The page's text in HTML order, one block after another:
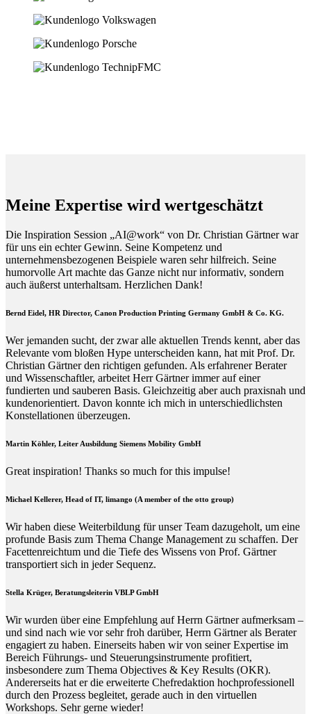
Meine Expertise wird wertgeschätzt
Die Inspiration Session „AI@work“ von Dr. Christian Gärtner war
für uns ein echter Gewinn. Seine Kompetenz und
unternehmensbezogenen Beispiele waren sehr hilfreich. Seine
humorvolle Art machte das Ganze nicht nur informativ, sondern
auch äußerst unterhaltsam. Herzlichen Dank!
Bernd Eidel, HR Director, Canon Production Printing Germany GmbH & Co. KG.
Wer jemanden sucht, der zwar alle aktuellen Trends kennt, aber das
Relevante vom bloßen Hype unterscheiden kann, hat mit Prof. Dr.
Christian Gärtner den richtigen gefunden. Als erfahrener Berater
und Wissenschaftler, arbeitet Herr Gärtner immer auf einer
fundierten und sauberen Basis. Gleichzeitig aber auch praxisnah und
kundenorientiert. Davon konnte ich mich in unterschiedlichsten
Konstellationen überzeugen.
Martin Köhler, Leiter Ausbildung Siemens Mobility GmbH
Great inspiration! Thanks so much for this impulse!
Michael Kellerer, Head of IT, limango (A member of the otto group)
Wir haben diese Weiterbildung für unser Team dazugeholt, um eine
profunde Basis zum Thema Change Management zu schaffen. Der
Facettenreichtum und die Tiefe des Wissens von Prof. Gärtner
transportiert sich in jeder Sequenz.
Stella Krüger, Beratungsleiterin VBLP GmbH
Wir wurden über eine Empfehlung auf Herrn Gärtner aufmerksam –
und sind nach wie vor sehr froh darüber, Herrn Gärtner als Berater
engagiert zu haben. Einerseits haben wir von seiner Expertise im
Bereich Führungs- und Steuerungsinstrumente profitiert,
insbesondere zum Thema Objectives & Key Results (OKR).
Andererseits hat er die erweiterte Chefredaktion hochprofessionell
durch den Prozess begleitet, gerade auch in den virtuellen
Workshops. Sehr gerne wieder!